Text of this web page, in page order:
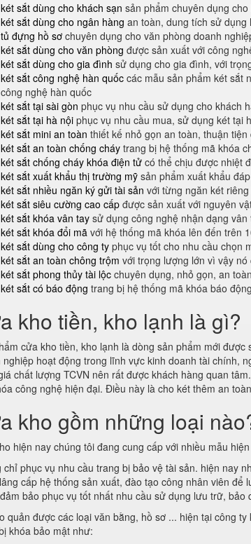
két sắt dùng cho khách sạn sản phẩm chuyên dụng cho
két sắt dùng cho ngân hàng an toàn, dung tích sử dụng
tủ đựng hồ sơ chuyên dụng cho văn phòng doanh
két sắt dùng cho văn phòng được sản xuất với công
két sắt dùng cho gia đình sử dụng cho gia đình, với
két sắt công nghệ hàn quốc các mẫu sản phẩm két sắt
công nghệ hàn quốc
két sắt tại sài gòn phục vụ nhu cầu sử dụng cho khách
két sắt tại hà nội phục vụ nhu cầu mua, sử dụng két tại
két sắt mini an toàn thiết kế nhỏ gọn an toàn, thuận
két sắt an toàn chống cháy trang bị hệ thống mã khóa
két sắt chống cháy khóa điện tử có thể chịu được nhiệt
két sắt xuất khẩu thị trường mỹ sản phẩm xuất khẩu
két sắt nhiều ngăn ký gửi tài sản với từng ngăn két
két sắt siêu cường cao cấp được sản xuất với nguyên
két sắt khóa vân tay sử dụng công nghệ nhận dạng
két sắt khóa đổi mã với hệ thống mã khóa lên đến trên
két sắt dùng cho công ty phục vụ tốt cho nhu cầu chọn
két sắt an toàn chông trộm với trọng lượng lớn vì vậy
két sắt phong thủy tài lộc chuyên dụng, nhỏ gọn, an
két sắt có báo động trang bị hệ thống mã khóa báo
kho tiền, kho lạnh là gì?
cửa kho tiền, kho lạnh là dòng sản phẩm mới
nghiệp hoạt động trong lĩnh vực kinh doanh tài chính,
chất lượng TCVN nên rất được khách hàng quan tâm.
công nghệ hiện đại. Điều này là cho két thêm an
kho gồm những loại
hiện nay chúng tôi đang cung cấp với nhiều mẫu
chỉ phục vụ nhu cầu trang bị bảo vệ tài sản. hiện nay
cấp hệ thống sản xuất, đào tạo công nhân viên
bảo phục vụ tốt nhất nhu cầu sử dụng lưu trữ, bảo
quản được các loại văn bằng, hồ sơ ... hiện tại công
khóa bảo mật như: